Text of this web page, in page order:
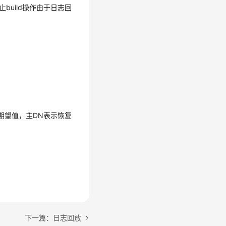
build操作由于日志回
望值，主DN表示恢复
下一篇：日志回放